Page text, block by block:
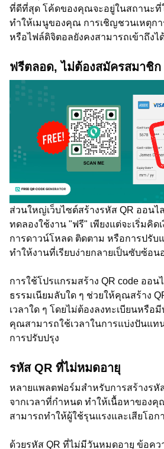
ที่ดีที่สุด โค้ดของคุณจะอยู่ในสถานะที่
ทำให้เมนูของคุณ การเชิญชวนเหตุ
หรือไฟล์ดิจิตอลยังคงสามารถเข้าถึงไ
ฟรีตลอด, ไม่ต้องสมัครสมาชิก
ส่วนใหญ่เว็บไซต์สร้างรหัส QR ออน
ทดลองใช้งาน "ฟรี" เพียงแต่จะเริ่มคิด
การดาวน์โหลด ติดตาม หรือการปรับ
ทำให้งานที่เรียบง่ายกลายเป็นซับซ้อน
การใช้โปรแกรมสร้าง QR code ออ
ธรรมเนียมลับใด ๆ ช่วยให้คุณสร้าง
เวลาใด ๆ โดยไม่ต้องลงทะเบียนหรื
คุณสามารถใช้เวลาในการแบ่งปันแท
การปรับปรุง
รหัส QR ที่ไม่หมดอายุ
หลายแพลตฟอร์มสำหรับการสร้างรหั
จากเวลาที่กำหนด ทำให้เนื้อหาของคุ
สามารถทำให้ผู้ใช้รุนแรงและเสียโอก
ด้วยรหัส QR ที่ไม่มีวันหมดอายุ ข้อคว